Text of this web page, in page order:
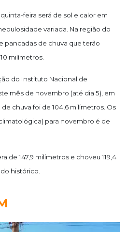
feira será de sol e calor em
variada. Na região do
pancadas de chuva que terão
milímetros.
do Instituto Nacional de
mês de novembro (até dia 5), em
chuva foi de 104,6 milímetros. Os
para novembro é de
de 147,9 milímetros e choveu 119,4
histórico.